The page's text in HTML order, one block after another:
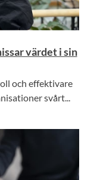
värdet i sin
och effektivare
svårt...